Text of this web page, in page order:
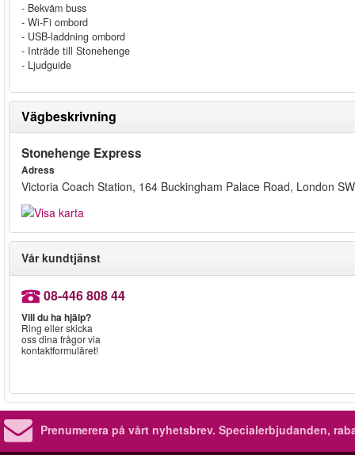
- Bekväm buss
- Wi-Fi ombord
- USB-laddning ombord
- Inträde till Stonehenge
- Ljudguide
Vägbeskrivning
Stonehenge Express
Adress
Victoria Coach Station, 164 Buckingham Palace Road, London
Vår kundtjänst
08-446 808 44
Vill du ha hjälp?
Ring eller skicka
oss dina frågor via
kontaktformuläret!
Prenumerera på vårt nyhetsbrev. Specialerbjudanden,